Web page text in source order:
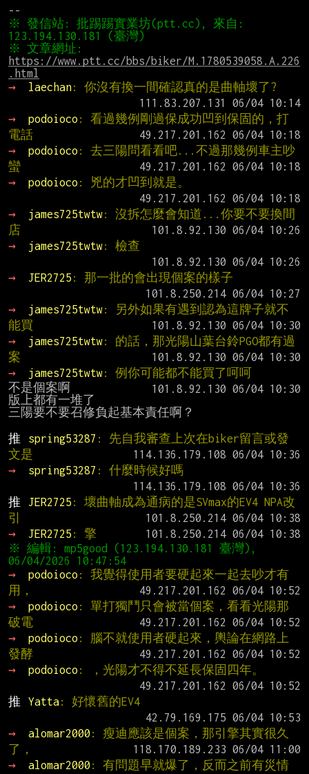
※ 發信站: 批踢踢實業坊(ptt.cc), 來自:
https://www.ptt.cc/bbs/biker/M.1780539058.A.226
.html
→
laechan: 你沒有換一間確認真的是曲軸壞了?
→
podoioco : 看過幾例剛過保成功凹到保固的，打
電話
→
podoioco : 去三陽問看看吧...不過那幾例車主吵
蠻
→
podoioco : 兇的才凹到就是。
→
james725twtw: 沒拆怎麼會知道...你要不要換間
店
→
james725twtw: 檢查
→
JER2725 : 那一批的會出現個案的樣子
→
james725twtw: 另外如果有遇到認為這牌子就不
能買
→
james725twtw: 的話，那光陽山葉台鈴PGO都有過
案
→
james725twtw: 例你可能都不能買了呵呵
不是個案啊
版上都有一堆了
三陽要不要召修負起基本責任啊？
推 spring53287 : 先自我審查上次在biker留言或發
文是
→
spring53287 : 什麼時候好嗎
推
JER2725 : 壞曲軸成為通病的是SVmax的EV4 NPA改
引
→
JER2725 : 擎
※ 編輯: mp5good (123.194.130.181 臺灣),
→
podoioco : 我覺得使用者要硬起來一起去吵才有
用，
→
podoioco : 單打獨鬥只會被當個案，看看光陽那
破電
→
podoioco : 腦不就使用者硬起來，輿論在網路上
發酵
→
podoioco : ，光陽才不得不延長保固四年。
推
Yatta: 好懷舊的EV4
→
alomar2000 : 瘦迪應該是個案，那引擎其實很久
了，
→
alomar2000 : 有問題早就爆了，反而之前有災情